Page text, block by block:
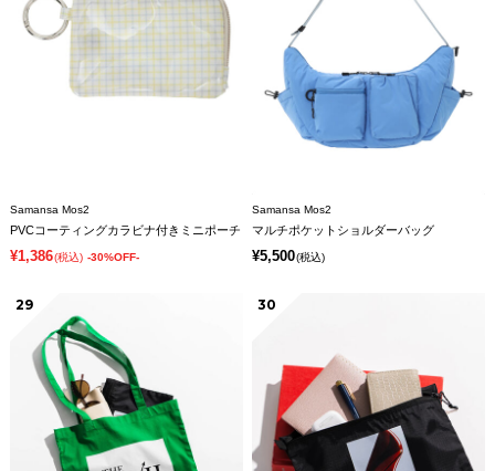
Samansa Mos2
PVCコーティングカラビナ付きミニポーチ
¥1,386(税込) -30%OFF-
Samansa Mos2
マルチポケットショルダーバッグ
¥5,500(税込)
29 30